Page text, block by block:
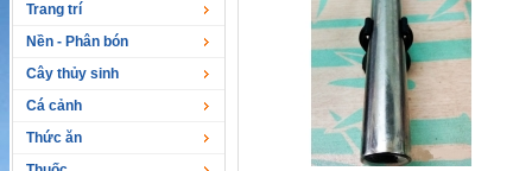
Trang trí
Nền - Phân bón
Cây thủy sinh
Cá cảnh
Thức ăn